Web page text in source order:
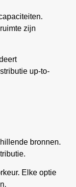
zijn
up-to-
bronnen.
Elke optie